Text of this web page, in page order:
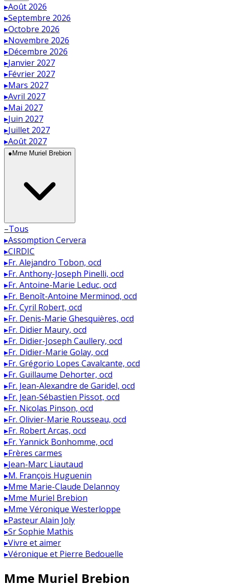
▸Août 2026
▸Septembre 2026
▸Octobre 2026
▸Novembre 2026
▸Décembre 2026
▸Janvier 2027
▸Février 2027
▸Mars 2027
▸Avril 2027
▸Mai 2027
▸Juin 2027
▸Juillet 2027
▸Août 2027
● Mme Muriel Brebion
–Tous
▸Assomption Cervera
▸CIRDIC
▸Fr. Alejandro Tobon, ocd
▸Fr. Anthony-Joseph Pinelli, ocd
▸Fr. Antoine-Marie Leduc, ocd
▸Fr. Benoît-Antoine Merminod, ocd
▸Fr. Cyril Robert, ocd
▸Fr. Denis-Marie Ghesquières, ocd
▸Fr. Didier Maury, ocd
▸Fr. Didier-Joseph Caullery, ocd
▸Fr. Didier-Marie Golay, ocd
▸Fr. Grégorio Lopes Cavalcante, ocd
▸Fr. Guillaume Dehorter, ocd
▸Fr. Jean-Alexandre de Garidel, ocd
▸Fr. Jean-Sébastien Pissot, ocd
▸Fr. Nicolas Pinson, ocd
▸Fr. Olivier-Marie Rousseau, ocd
▸Fr. Robert Arcas, ocd
▸Fr. Yannick Bonhomme, ocd
▸Frères carmes
▸Jean-Marc Liautaud
▸M. François Huguenin
▸Mme Marie-Claude Delannoy
▸Mme Muriel Brebion
▸Mme Véronique Westerloppe
▸Pasteur Alain Joly
▸Sr Sophie Mathis
▸Vivre et aimer
▸Véronique et Pierre Bedouelle
Mme Muriel Brebion